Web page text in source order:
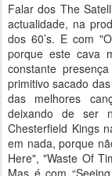
Falar dos The
actualidade, na
dos 60’s. E com
porque este cava
constante
primitivo sacado
das melhores
deixando de ser
Chesterfield Kings
em nada, porque
Here", "Waste Of
Mas é com